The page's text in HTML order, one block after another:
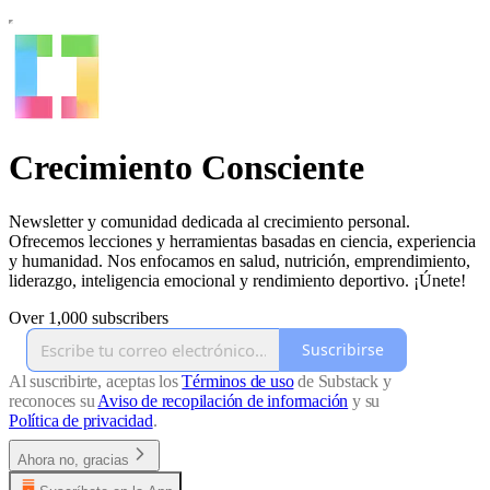
Crecimiento Consciente
Newsletter y comunidad dedicada al crecimiento personal.
Ofrecemos lecciones y herramientas basadas en ciencia, experiencia
y humanidad. Nos enfocamos en salud, nutrición, emprendimiento,
liderazgo, inteligencia emocional y rendimiento deportivo. ¡Únete!
Over 1,000 subscribers
Suscribirse
Al suscribirte, aceptas losTérminos de usode Substack y
reconoces su Aviso de recopilación de información y su
Política de privacidad.
Ahora no, gracias